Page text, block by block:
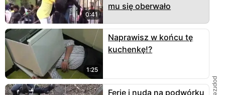
0:41
mu się oberwało
1:25
Naprawisz w końcu tę
kuchenkę!?
Ferie i nuda na podwórku